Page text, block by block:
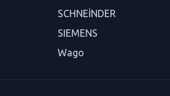
SCHNEİNDER
SIEMENS
Wago